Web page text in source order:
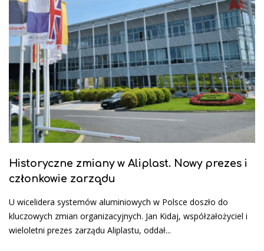
Historyczne zmiany w Aliplast. Nowy prezes i
członkowie zarządu
U wicelidera systemów aluminiowych w Polsce doszło do
kluczowych zmian organizacyjnych. Jan Kidaj, współzałożyciel i
wieloletni prezes zarządu Aliplastu, oddał...